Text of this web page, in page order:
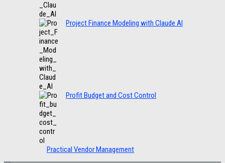
Project Finance Modeling with Claude AI
Profit Budget and Cost Control
Practical Vendor Management